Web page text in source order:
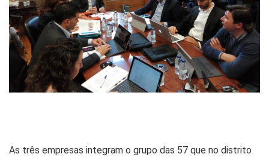
As três empresas integram o grupo das 57 que no distrito